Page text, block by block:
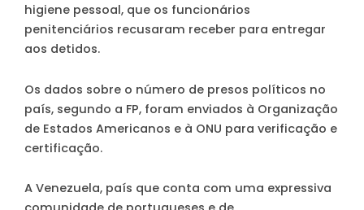
higiene pessoal, que os funcionários
penitenciários recusaram receber para entregar
aos detidos.
Os dados sobre o número de presos políticos no
país, segundo a FP, foram enviados à Organização
de Estados Americanos e à ONU para verificação e
certificação.
A Venezuela, país que conta com uma expressiva